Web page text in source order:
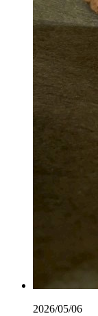
2026/05/06